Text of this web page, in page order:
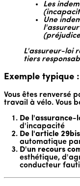
Les
Une
L'assureur-loi
tiers
Exemple typique
Vous êtes renversé
travail à vélo. Vous
De l'assurance-
d'incapacité
De l'article 29bis
automatique
D'un recours
esthétique,
conducteur